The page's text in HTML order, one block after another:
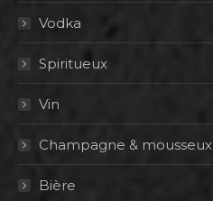
Vodka
Spiritueux
Vin
Champagne & mousseux
Bière